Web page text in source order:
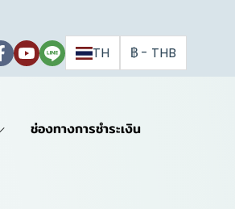
TH ฿ - THB
ช่องทางการชำระเงิน